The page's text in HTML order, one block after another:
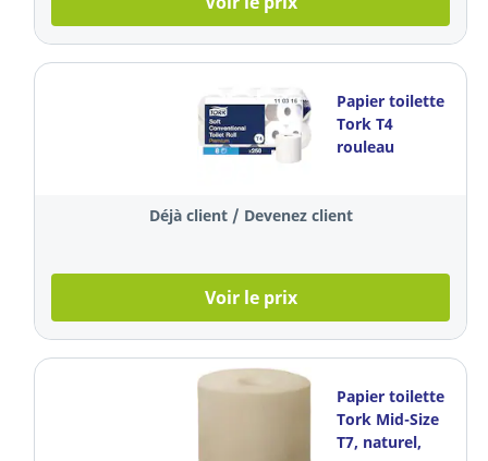
Papier toilette
Tork T4
rouleau
250 feuilles
Déjà client / Devenez client
Voir le prix
Papier toilette
Tork Mid-Size
T7, naturel,